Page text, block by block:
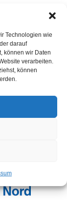
Technologien wie
darauf
können wir Daten
verarbeiten.
können